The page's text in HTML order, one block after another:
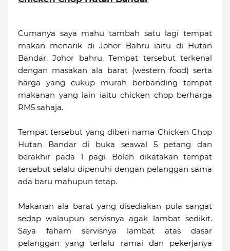
Cumanya saya mahu tambah satu lagi tempat
makan menarik di Johor Bahru iaitu di Hutan
Bandar, Johor bahru. Tempat tersebut terkenal
dengan masakan ala barat (western food) serta
harga yang cukup murah berbanding tempat
makanan yang lain iaitu chicken chop berharga
RM5 sahaja.
Tempat tersebut yang diberi nama Chicken Chop
Hutan Bandar di buka seawal 5 petang dan
berakhir pada 1 pagi. Boleh dikatakan tempat
tersebut selalu dipenuhi dengan pelanggan sama
ada baru mahupun tetap.
Makanan ala barat yang disediakan pula sangat
sedap walaupun servisnya agak lambat sedikit.
Saya faham servisnya lambat atas dasar
pelanggan yang terlalu ramai dan pekerjanya